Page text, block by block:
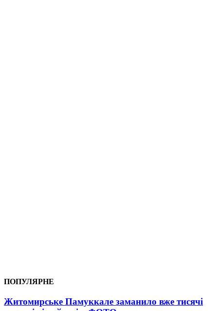
ПОПУЛЯРНЕ
Житомирське Памуккале заманило вже тисячі